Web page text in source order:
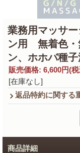
業務用マッサ
ン用 無着色・
ン、ホホバ種
販売価格: 6,600円(
[在庫なし]
返品特約に関する
商品詳細